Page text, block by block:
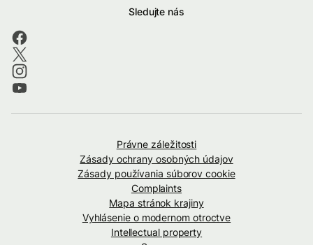
Sledujte nás
Právne záležitosti
Zásady ochrany osobných údajov
Zásady používania súborov cookie
Complaints
Mapa stránok krajiny
Vyhlásenie o modernom otroctve
Intellectual property